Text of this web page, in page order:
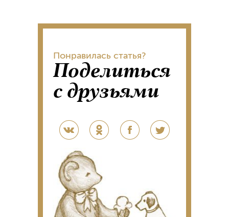
Понравилась статья?
Поделиться
с друзьями